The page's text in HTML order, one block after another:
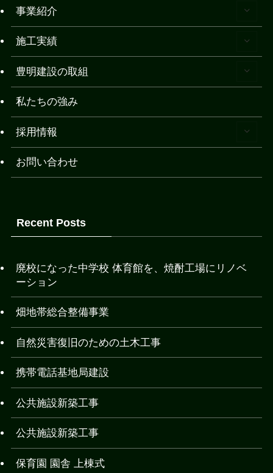
事業紹介
施工実績
豊明建設の取組
私たちの強み
採用情報
お問い合わせ
Recent Posts
廃校になった中学校 体育館を、焼酎工場にリノベ
ーション
畑地帯総合整備事業
自然災害復旧のための土木工事
携帯電話基地局建設
公共施設新築工事
公共施設新築工事
保育園 園舎 上棟式